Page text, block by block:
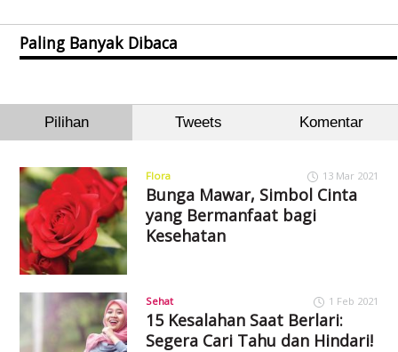
Paling Banyak Dibaca
Pilihan Tweets Komentar
Flora 13 Mar 2021
Bunga Mawar, Simbol Cinta
yang Bermanfaat bagi
Kesehatan
Sehat 1 Feb 2021
15 Kesalahan Saat Berlari:
Segera Cari Tahu dan Hindari!